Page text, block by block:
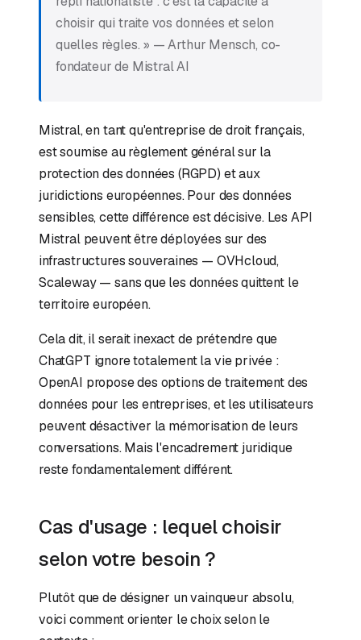
choisir qui traite vos données et selon
quelles règles. » — Arthur Mensch, co-
fondateur de Mistral AI
Mistral, en tant qu'entreprise de droit français,
est soumise au règlement général sur la
protection des données (RGPD) et aux
juridictions européennes. Pour des données
sensibles, cette différence est décisive. Les API
Mistral peuvent être déployées sur des
infrastructures souveraines — OVHcloud,
Scaleway — sans que les données quittent le
territoire européen.
Cela dit, il serait inexact de prétendre que
ChatGPT ignore totalement la vie privée :
OpenAI propose des options de traitement des
données pour les entreprises, et les utilisateurs
peuvent désactiver la mémorisation de leurs
conversations. Mais l'encadrement juridique
reste fondamentalement différent.
Cas d'usage : lequel choisir
selon votre besoin ?
Plutôt que de désigner un vainqueur absolu,
voici comment orienter le choix selon le